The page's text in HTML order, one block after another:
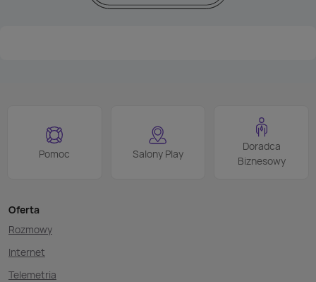
Pomoc Salony Play
Doradca
Biznesowy
Oferta
Rozmowy
Internet
Telemetria